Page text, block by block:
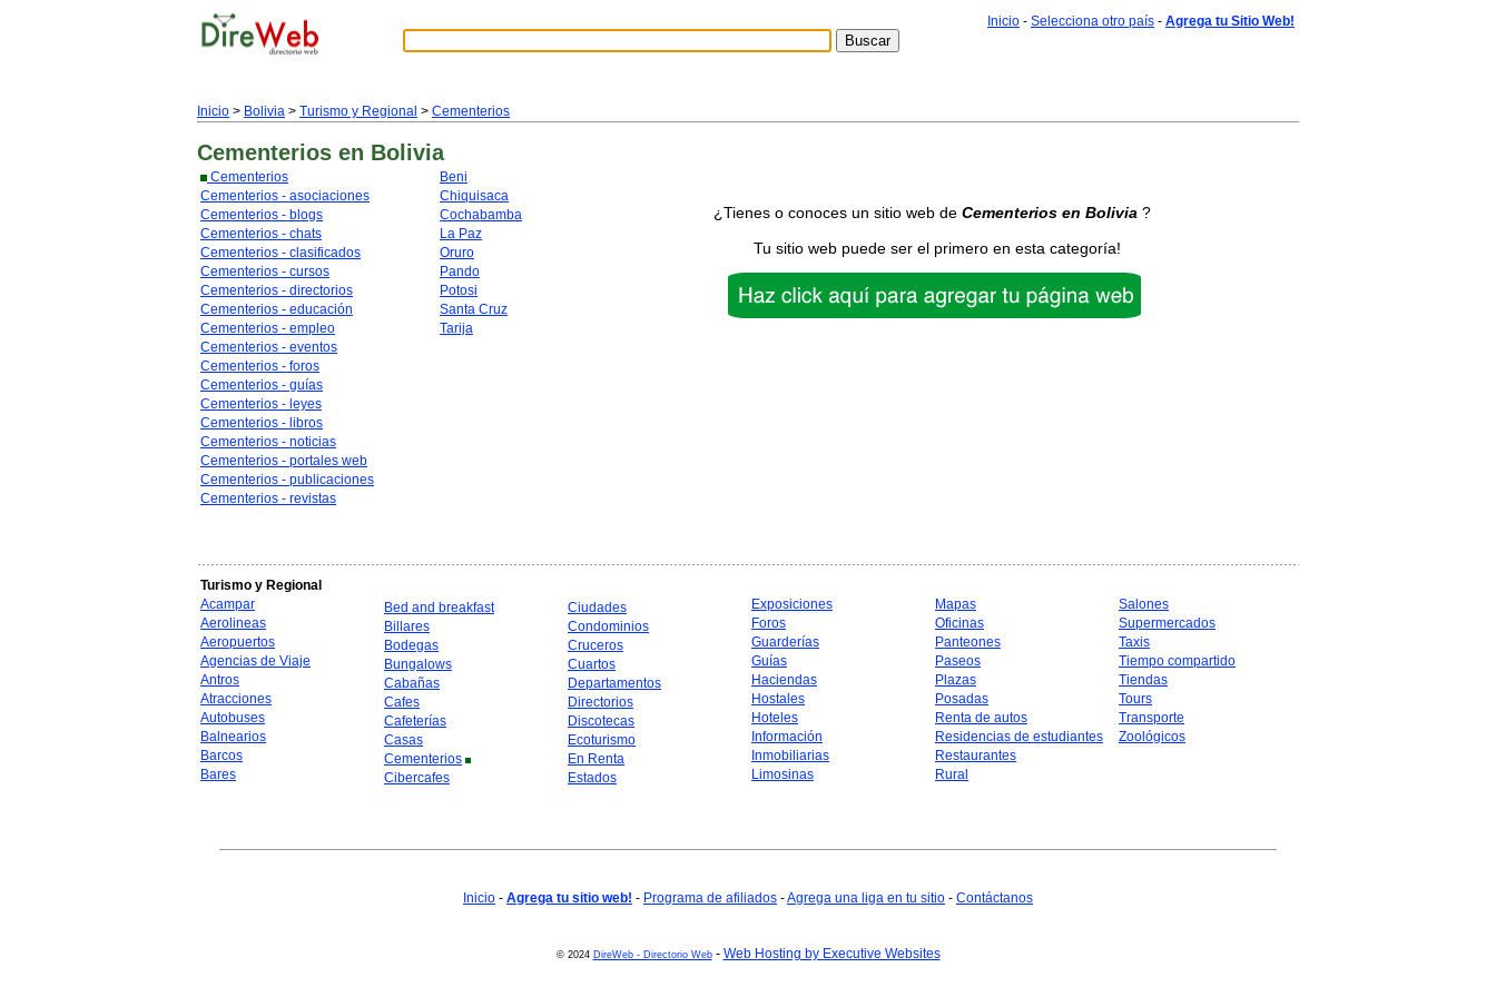
Inicio - Selecciona otro país - Agrega tu Sitio Web!
Inicio > Bolivia > Turismo y Regional > Cementerios
Cementerios en Bolivia
Cementerios
Cementerios - asociaciones
Cementerios - blogs
Cementerios - chats
Cementerios - clasificados
Cementerios - cursos
Cementerios - directorios
Cementerios - educación
Cementerios - empleo
Cementerios - eventos
Cementerios - foros
Cementerios - guías
Cementerios - leyes
Cementerios - libros
Cementerios - noticias
Cementerios - portales web
Cementerios - publicaciones
Cementerios - revistas
Beni
Chiquisaca
Cochabamba
La Paz
Oruro
Pando
Potosi
Santa Cruz
Tarija
¿Tienes o conoces un sitio web de Cementerios en Bolivia ?
Tu sitio web puede ser el primero en esta categoría!
Turismo y Regional
Acampar
Aerolineas
Aeropuertos
Agencias de Viaje
Antros
Atracciones
Autobuses
Balnearios
Barcos
Bares
Bed and breakfast
Billares
Bodegas
Bungalows
Cabañas
Cafes
Cafeterías
Casas
Cementerios
Cibercafes
Ciudades
Condominios
Cruceros
Cuartos
Departamentos
Directorios
Discotecas
Ecoturismo
En Renta
Estados
Exposiciones
Foros
Guarderías
Guías
Haciendas
Hostales
Hoteles
Información
Inmobiliarias
Limosinas
Mapas
Oficinas
Panteones
Paseos
Plazas
Posadas
Renta de autos
Residencias de estudiantes
Restaurantes
Rural
Salones
Supermercados
Taxis
Tiempo compartido
Tiendas
Tours
Transporte
Zoológicos
Inicio - Agrega tu sitio web! - Programa de afiliados -Agrega una liga en tu sitio - Contáctanos
© 2024 DireWeb - Directorio Web- Web Hosting by Executive Websites